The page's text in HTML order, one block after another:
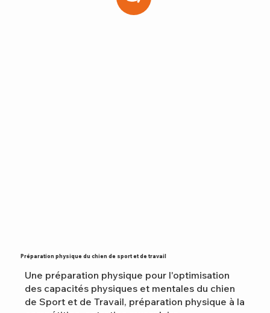
Préparation physique du chien de sport et de travail
Une préparation physique pour l'optimisation
des capacités physiques et mentales du chien
de Sport et de Travail, préparation physique à la